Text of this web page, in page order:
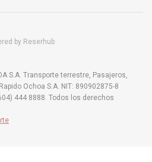
by Reserhub
S.A. Transporte terrestre, Pasajeros,
Ochoa S.A. NIT: 890902875-8
444 8888. Todos los derechos